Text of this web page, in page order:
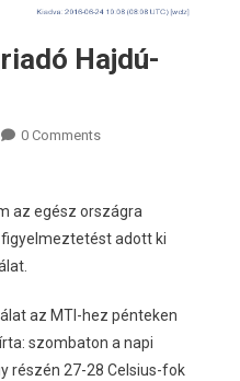
Hajdú-
0 Comments
az egész országra
adott ki
az MTI-hez pénteken
szombaton a napi
részén 27-28 Celsius-fok